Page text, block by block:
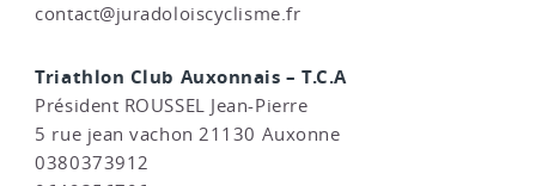
contact@juradoloiscyclisme.fr
Triathlon Club Auxonnais – T.C.A
Président ROUSSEL Jean-Pierre
5 rue jean vachon 21130 Auxonne
0380373912